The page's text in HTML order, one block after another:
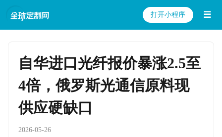
打开小程序 ☰
自华进口光纤报价暴涨2.5至
4倍，俄罗斯光通信原料现
供应硬缺口
2026-05-26